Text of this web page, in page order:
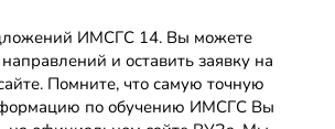
ИМСГС 14. Вы можете
и оставить заявку на
Помните, что самую точную
по обучению ИМСГС Вы